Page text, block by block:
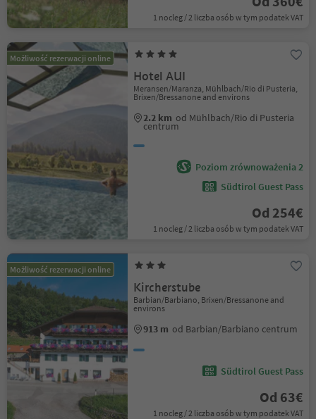
1 nocleg / 2 liczba osób w tym podatek VAT
Możliwość rezerwacji online
Hotel AUI
Meransen/Maranza, Mühlbach/Rio di Pusteria,
Brixen/Bressanone and environs
2.2 km od Mühlbach/Rio di Pusteria
centrum
Poziom zrównoważenia 2
Südtirol Guest Pass
Od 254€
1 nocleg / 2 liczba osób w tym podatek VAT
Możliwość rezerwacji online
Kircherstube
Barbian/Barbiano, Brixen/Bressanone and
environs
913 m od Barbian/Barbiano centrum
Südtirol Guest Pass
Od 63€
1 nocleg / 2 liczba osób w tym podatek VAT